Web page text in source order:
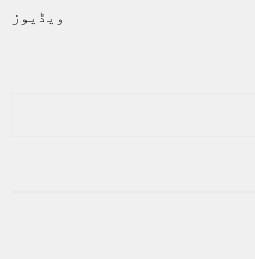
ویڈیوز